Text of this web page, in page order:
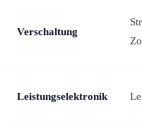
Verschaltung
Leistungselektronik